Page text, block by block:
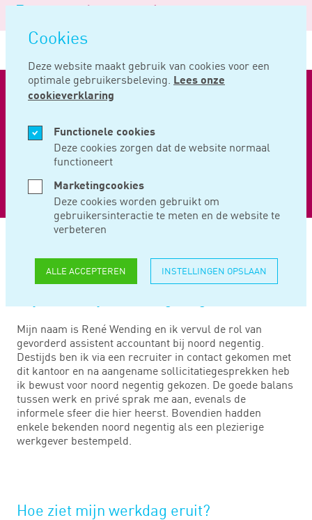
overslaan
Cookies
Deze website maakt gebruik van cookies voor een
optimale gebruikersbeleving. Lees onze
cookieverklaring
Functionele cookies
Deze cookies zorgen dat de website normaal
functioneert
Marketingcookies
Deze cookies worden gebruikt om
gebruikersinteractie te meten en de website te
verbeteren
ALLE ACCEPTEREN INSTELLINGEN OPSLAAN
Logo
Noord
Negentig
RENÉ WENDING
Mijn naam is René Wending en ik vervul de rol van
gevorderd assistent accountant bij noord negentig.
Destijds ben ik via een recruiter in contact gekomen met
dit kantoor en na aangename sollicitatiegesprekken heb
ik bewust voor noord negentig gekozen. De goede balans
tussen werk en privé sprak me aan, evenals de
informele sfeer die hier heerst. Bovendien hadden
enkele bekenden noord negentig als een plezierige
werkgever bestempeld.
Hoe ziet mijn werkdag eruit?